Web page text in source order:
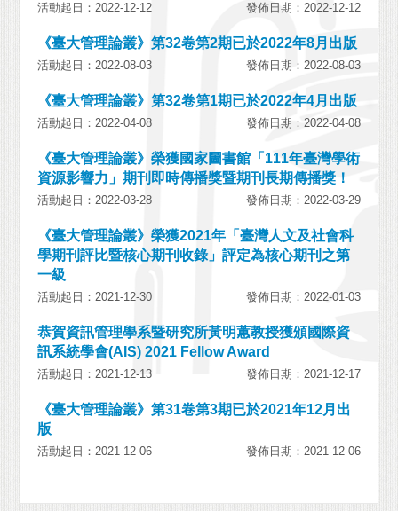
活動起日：2022-12-12 發佈日期：2022-12-12
《臺大管理論叢》第32卷第2期已於2022年8月出版
活動起日：2022-08-03 發佈日期：2022-08-03
《臺大管理論叢》第32卷第1期已於2022年4月出版
活動起日：2022-04-08 發佈日期：2022-04-08
《臺大管理論叢》榮獲國家圖書館「111年臺灣學術
資源影響力」期刊即時傳播獎暨期刊長期傳播獎！
活動起日：2022-03-28 發佈日期：2022-03-29
《臺大管理論叢》榮獲2021年「臺灣人文及社會科
學期刊評比暨核心期刊收錄」評定為核心期刊之第
一級
活動起日：2021-12-30 發佈日期：2022-01-03
恭賀資訊管理學系暨研究所黃明蕙教授獲頒國際資
訊系統學會(AIS) 2021 Fellow Award
活動起日：2021-12-13 發佈日期：2021-12-17
《臺大管理論叢》第31卷第3期已於2021年12月出
版
活動起日：2021-12-06 發佈日期：2021-12-06